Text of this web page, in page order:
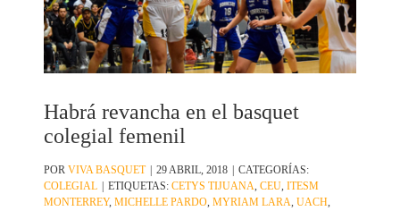
Habrá revancha en el basquet
colegial femenil
PORVIVA BASQUET 29 ABRIL, 2018
CATEGORÍAS:
COLEGIAL
ETIQUETAS:CETYS TIJUANA,CEU,ITESM
MONTERREY,MICHELLE PARDO,MYRIAM LARA,UACH,